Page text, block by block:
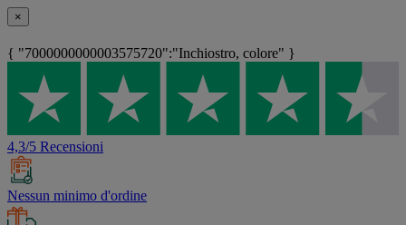
×
{ "7000000000003575720":"Inchiostro, colore" }
4,3/5 Recensioni
Nessun minimo d'ordine